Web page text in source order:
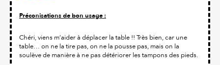
Préconisations de bon usage :
Chéri, viens m’aider à déplacer la table !! Très bien, car une
table… on ne la tire pas, on ne la pousse pas, mais on la
soulève de manière à ne pas détériorer les tampons des pieds.